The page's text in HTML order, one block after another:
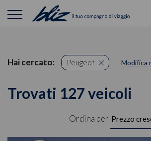
Hai cercato: Peugeot Modifica
Trovati 127 veicoli
Ordina per